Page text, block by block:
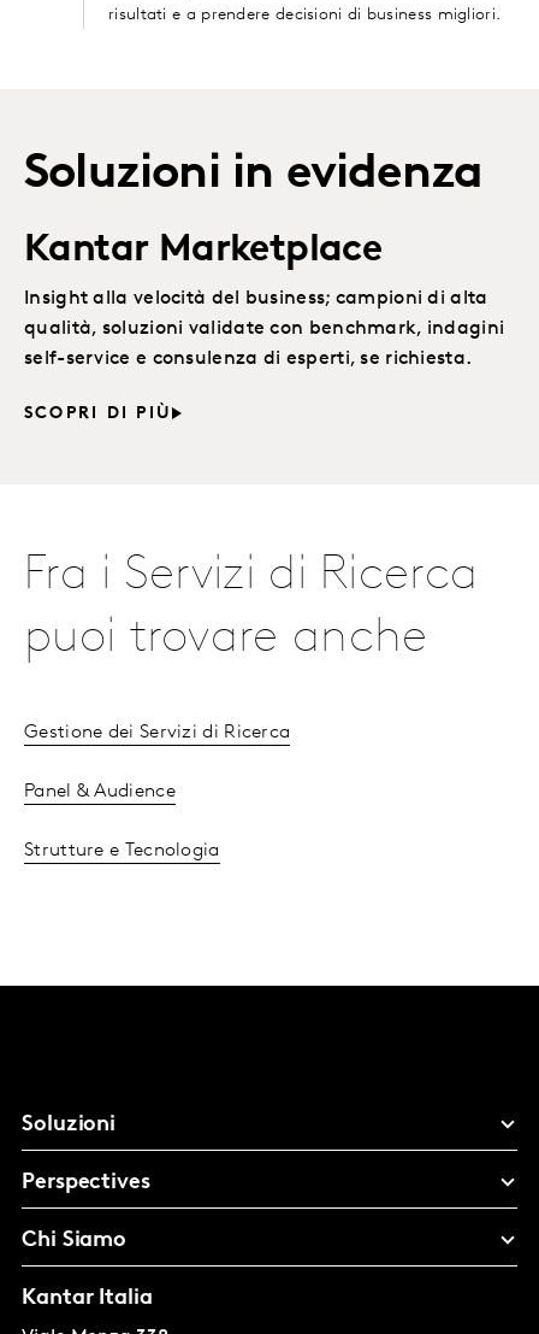
risultati e a prendere decisioni di business migliori.
Soluzioni in evidenza
Kantar Marketplace
Insight alla velocità del business; campioni di alta
qualità, soluzioni validate con benchmark, indagini
self-service e consulenza di esperti, se richiesta.
SCOPRI DI PIÙ
Fra i Servizi di Ricerca
puoi trovare anche
Gestione dei Servizi di Ricerca
Panel & Audience
Strutture e Tecnologia
Soluzioni
Perspectives
Chi Siamo
Kantar Italia